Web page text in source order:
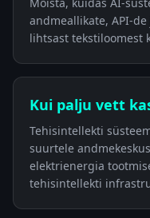
andmeallikate, API-
lihtsast tekstiloomest
Kui palju vett
Tehisintellekti
suurtele
elektrienergia
tehisintellekti